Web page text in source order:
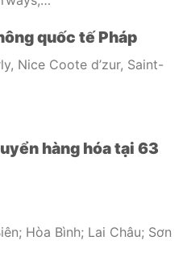
quốc tế Pháp
Nice Coote d’zur, Saint-
hàng hóa tại 63
Hòa Bình; Lai Châu; Sơn